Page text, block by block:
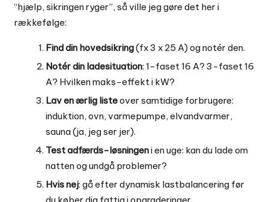
“hjælp, sikringen ryger”, så ville jeg gøre det her i
rækkefølge:
Find din hovedsikring(fx 3 x 25 A) og notér den.
Notér din ladesituation: 1-faset 16 A? 3-faset 16
A? Hvilken maks-effekt i kW?
Lav en ærlig listeover samtidige forbrugere:
induktion, ovn, varmepumpe, elvandvarmer,
sauna (ja, jeg ser jer).
Test adfærds-løsningeni en uge: kan du lade om
natten og undgå problemer?
Hvis nej: gå efter dynamisk lastbalancering før